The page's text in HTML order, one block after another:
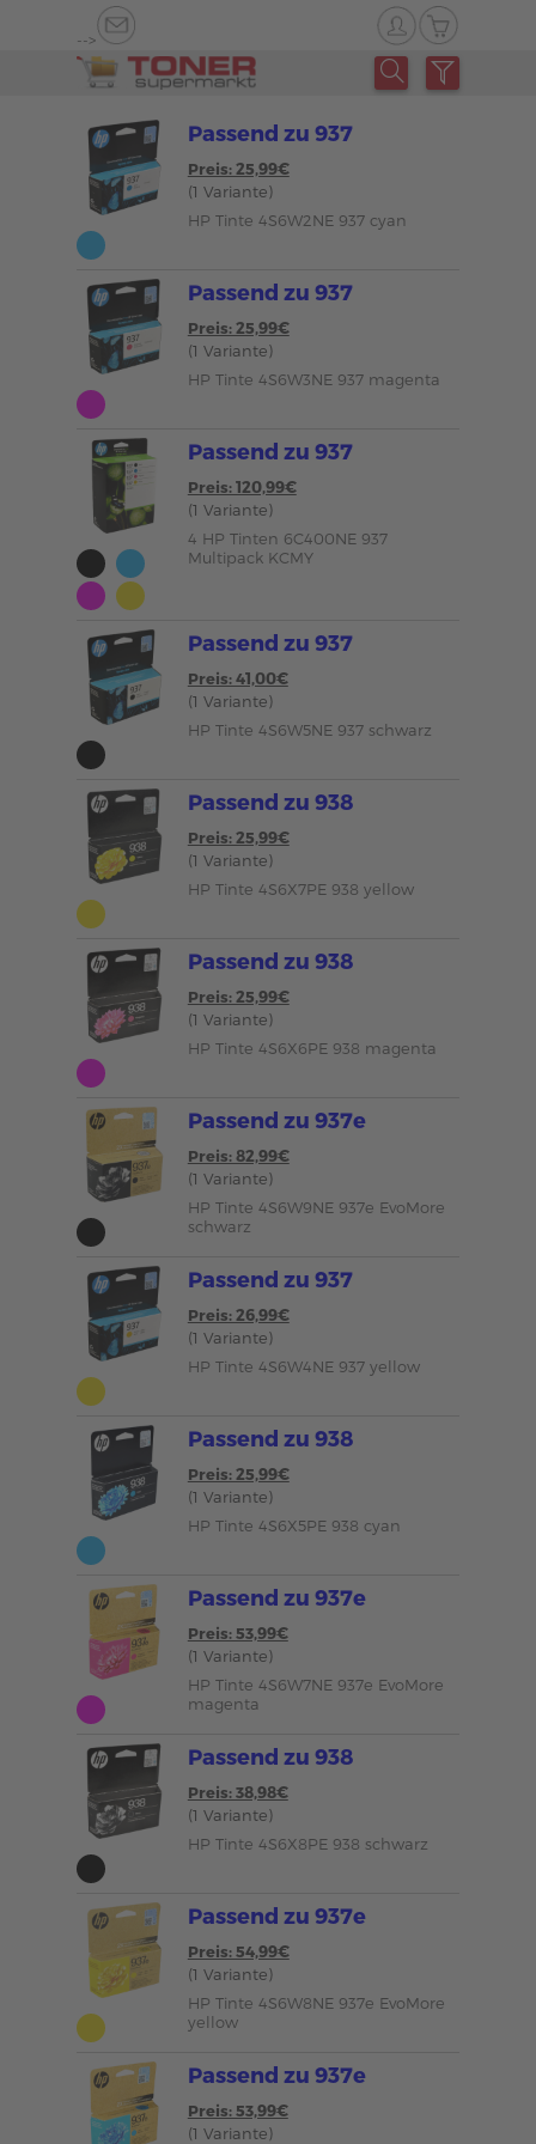
-->
Passend zu 937
Preis: 25,99€
(1 Variante)
HP Tinte 4S6W2NE 937 cyan
Passend zu 937
Preis: 25,99€
(1 Variante)
HP Tinte 4S6W3NE 937 magenta
Passend zu 937
Preis: 120,99€
(1 Variante)
4 HP Tinten 6C400NE 937
Multipack KCMY
Passend zu 937
Preis: 41,00€
(1 Variante)
HP Tinte 4S6W5NE 937 schwarz
Passend zu 938
Preis: 25,99€
(1 Variante)
HP Tinte 4S6X7PE 938 yellow
Passend zu 938
Preis: 25,99€
(1 Variante)
HP Tinte 4S6X6PE 938 magenta
Passend zu 937e
Preis: 82,99€
(1 Variante)
HP Tinte 4S6W9NE 937e EvoMore
schwarz
Passend zu 937
Preis: 26,99€
(1 Variante)
HP Tinte 4S6W4NE 937 yellow
Passend zu 938
Preis: 25,99€
(1 Variante)
HP Tinte 4S6X5PE 938 cyan
Passend zu 937e
Preis: 53,99€
(1 Variante)
HP Tinte 4S6W7NE 937e EvoMore
magenta
Passend zu 938
Preis: 38,98€
(1 Variante)
HP Tinte 4S6X8PE 938 schwarz
Passend zu 937e
Preis: 54,99€
(1 Variante)
HP Tinte 4S6W8NE 937e EvoMore
yellow
Passend zu 937e
Preis: 53,99€
(1 Variante)